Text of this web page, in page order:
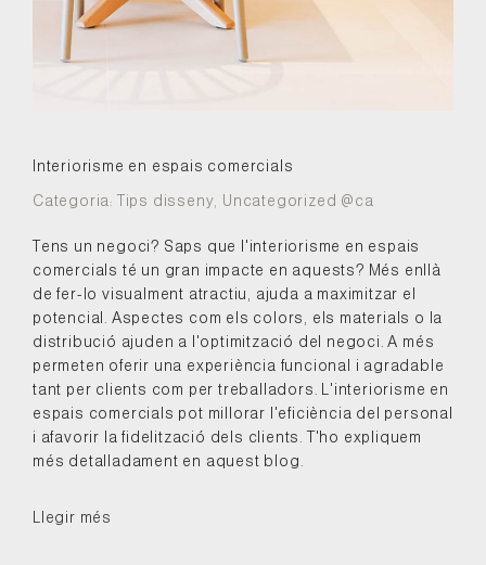
Interiorisme en espais comercials
Categoria: Tips disseny Uncategorized @ca
Tens un negoci? Saps que l'interiorisme en espais
comercials té un gran impacte en aquests? Més enllà
de fer-lo visualment atractiu, ajuda a maximitzar el
potencial. Aspectes com els colors, els materials o la
distribució ajuden a l'optimització del negoci. A més
permeten oferir una experiència funcional i agradable
tant per clients com per treballadors. L'interiorisme en
espais comercials pot millorar l'eficiència del personal
i afavorir la fidelització dels clients. T'ho expliquem
més detalladament en aquest blog.
Llegir més